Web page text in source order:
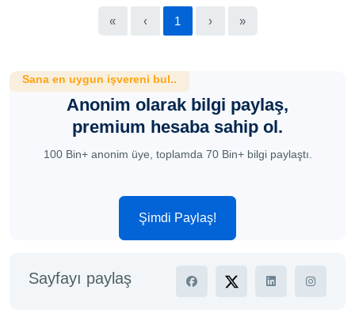
« ‹ 1 › »
Sana en uygun işvereni bul..
Anonim olarak bilgi paylaş,
premium hesaba sahip ol.
100 Bin+ anonim üye, toplamda 70 Bin+ bilgi paylaştı.
Şimdi Paylaş!
Sayfayı paylaş